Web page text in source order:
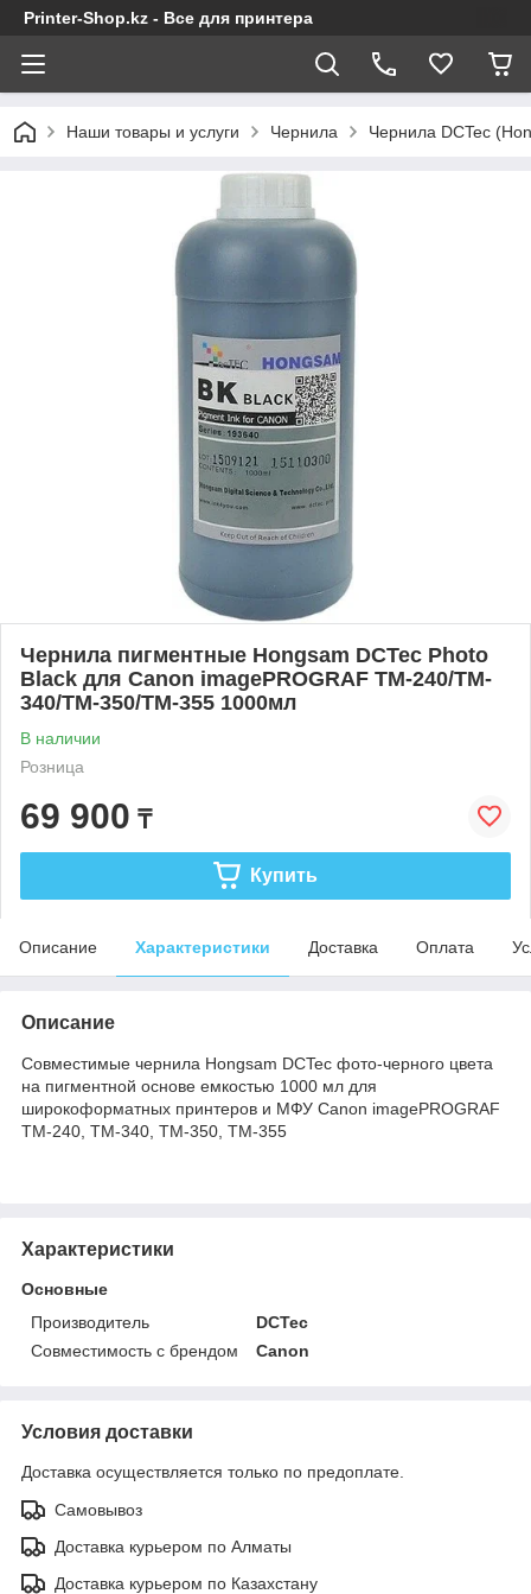
Printer-Shop.kz - Все для принтера
Наши товары и услуги Чернила Чернила DCTec
Чернила пигментные Hongsam DCTec Photo
Black для Canon imagePROGRAF TM-240/TM-
340/TM-350/TM-355 1000мл
В наличии
Розница
69 900 ₸
Купить
Описание Характеристики Доставка Оплата
Описание
Совместимые чернила Hongsam DCTec фото-черного цвета
на пигментной основе емкостью 1000 мл для
широкоформатных принтеров и МФУ Canon imagePROGRAF
TM-240, TM-340, TM-350, TM-355
Характеристики
Основные
Производитель
DCTec
Совместимость с брендом
Canon
Условия доставки
Доставка осуществляется только по предоплате.
Самовывоз
Доставка курьером по Алматы
Доставка курьером по Казахстану